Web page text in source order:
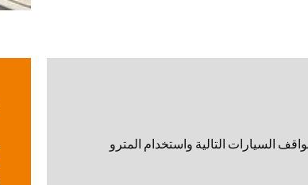
السيارات التالية واستخدام المترو